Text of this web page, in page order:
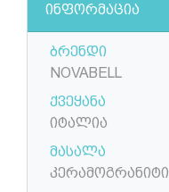
ინფორმაცია
ბრენდი
NOVABELL
ქვეყანა
იტალია
მასალა
კერამოგრანიტი